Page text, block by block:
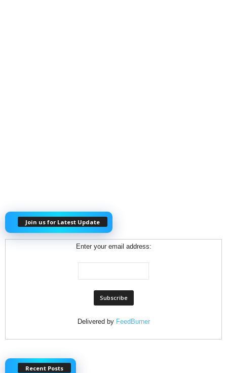
Join us for Latest Update
Enter your email address:
Delivered by FeedBurner
Recent Posts